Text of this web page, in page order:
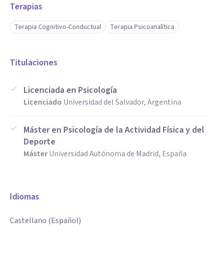
Terapias
Terapia Cognitivo-Conductual Terapia Psicoanalítica
Titulaciones
Licenciada en Psicología
Licenciado Universidad del Salvador, Argentina
Máster en Psicología de la Actividad Física y del
Deporte
MásterUniversidad Autónoma de Madrid, España
Idiomas
Castellano (Español)